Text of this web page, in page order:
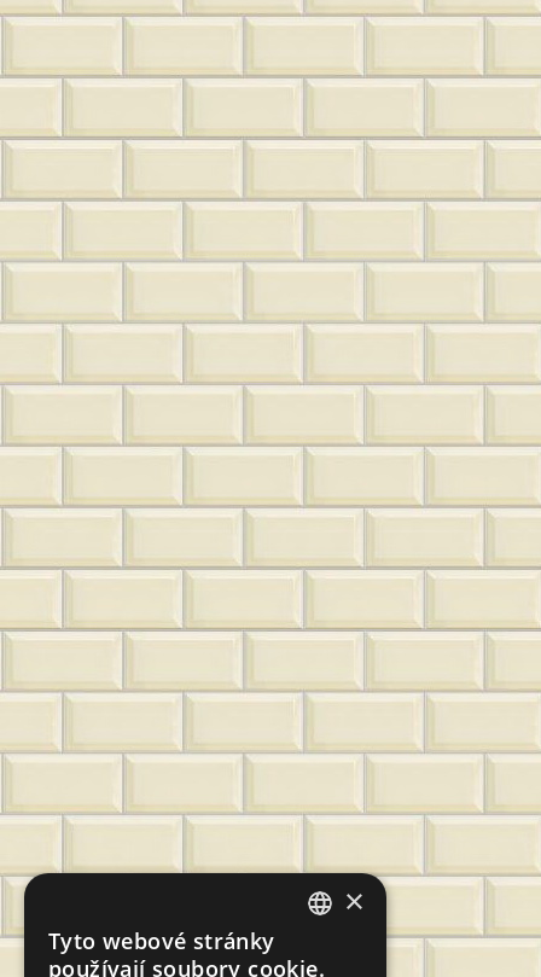
×
Tyto webové stránky
používají soubory cookie.